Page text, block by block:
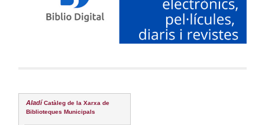
Aladí Catàleg de la Xarxa de
Biblioteques Municipals